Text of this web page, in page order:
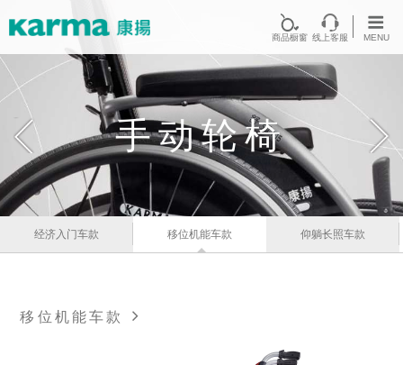
首页
商品橱窗 线上客服 MENU
手动轮椅
经济入门车款 移位机能车款 仰躺长照车款
移位机能车款